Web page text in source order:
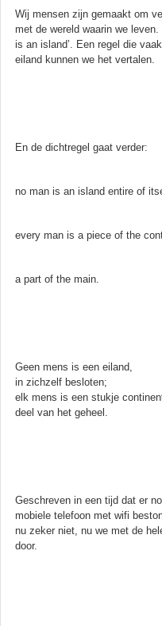
Wij mensen zijn gemaakt om
met de wereld waarin we
is an island’. Een regel die
eiland kunnen we het vertalen.
En de dichtregel gaat verder:
no man is an island entire of
every man is a piece of the
a part of the main.
Geen mens is een eiland,
in zichzelf besloten;
elk mens is een stukje
deel van het geheel.
Geschreven in een tijd dat er
mobiele telefoon met wifi
nu zeker niet, nu we met de
door.